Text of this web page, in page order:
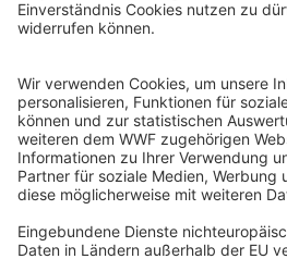
Reinhardtstr. 18
10117 Berlin
Ihre Spende kann steuerlich
Registriert als Stiftung WWF
Justiz Berlin, Az: 3416/976/2
Umsatzsteuer-
Freistellungsbescheid: Als
von der Körperschaftssteuer gem. §5 I